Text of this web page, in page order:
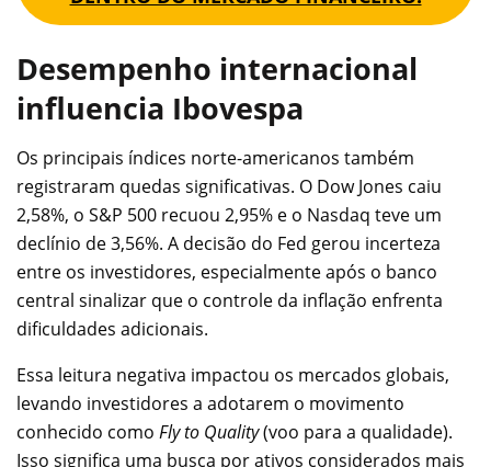
Desempenho internacional
influencia Ibovespa
Os principais índices norte-americanos também
registraram quedas significativas. O Dow Jones caiu
2,58%, o S&P 500 recuou 2,95% e o Nasdaq teve um
declínio de 3,56%. A decisão do Fed gerou incerteza
entre os investidores, especialmente após o banco
central sinalizar que o controle da inflação enfrenta
dificuldades adicionais.
Essa leitura negativa impactou os mercados globais,
levando investidores a adotarem o movimento
conhecido como Fly to Quality(voo para a qualidade).
Isso significa uma busca por ativos considerados mais